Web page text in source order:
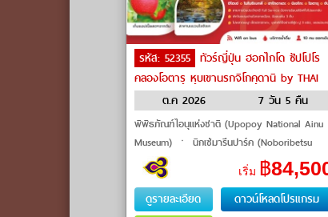
รหัส: 52355 ทัวร์ญี่ปุ่น ฮอกไกโด ซัปโปโร
คลองโอตารุ หุบเขานรกจิโกคุดานิ by THAI
Airwaysต.ค 2026 7 วัน 5 คืน
พิพิธภัณฑ์ไอนุแห่งชาติ (Upopoy National Ainu
Museum) ㆍ นิกเซ่มารีนปาร์ค (Noboribetsu
Marine Park Nixe) ㆍ หุบเขานรกจิโกคุดานิ
(Jigokudani) ㆍ ป้อมดาวโกะเรี�
เริ่ม ฿
ดูรายละเอียด
ดาวน์โหลดโปรแกรม